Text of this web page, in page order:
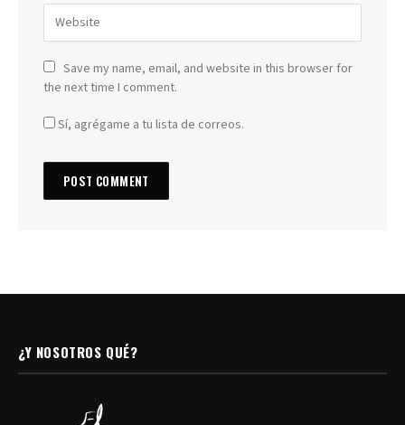
Save my name, email, and website in this browser for
the next time I comment.
Sí, agrégame a tu lista de correos.
¿Y NOSOTROS QUÉ?